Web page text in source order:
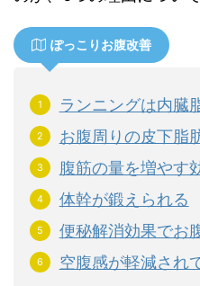
ぽっこりお腹改善
ランニングは内臓
お腹周りの皮下脂
腹筋の量を増やす
体幹が鍛えられる
便秘解消効果でお
空腹感が軽減され